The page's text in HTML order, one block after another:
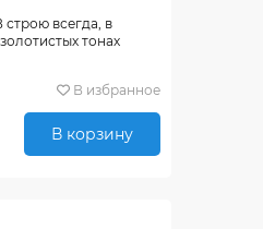
всегда, в
тонах
В избранное
В корзину